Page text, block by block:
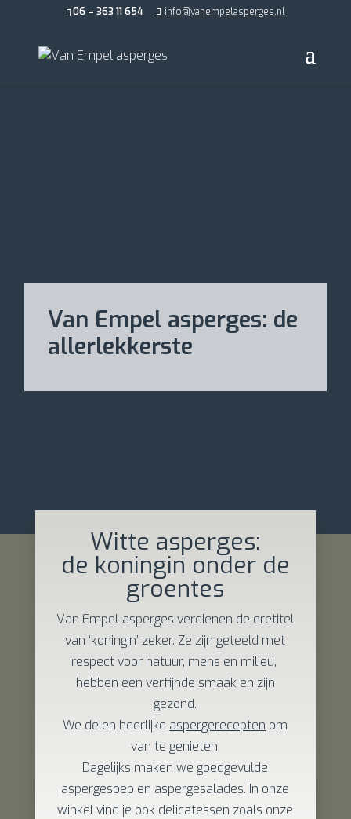
06 – 363 11 654 info@vanempelasperges.nl
Van Empel asperges: de
allerlekkerste
Witte asperges:
de koningin onder de
groentes
Van Empel-asperges verdienen de eretitel
van ‘koningin’ zeker. Ze zijn geteeld met
respect voor natuur, mens en milieu,
hebben een verfijnde smaak en zijn
gezond.
We delen heerlijke aspergerecepten om
van te genieten.
Dagelijks maken we goedgevulde
aspergesoep en aspergesalades. In onze
winkel vind je ook delicatessen zoals onze